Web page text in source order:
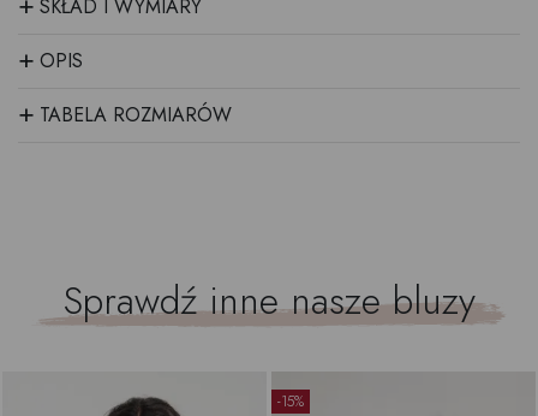
SKŁAD I WYMIARY
+ OPIS
+ TABELA ROZMIARÓW
Sprawdź inne naszebluzy
-15%